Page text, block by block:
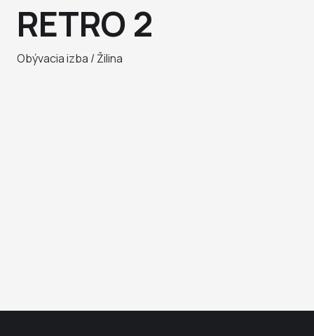
RETRO 2
Obývacia izba / Žilina